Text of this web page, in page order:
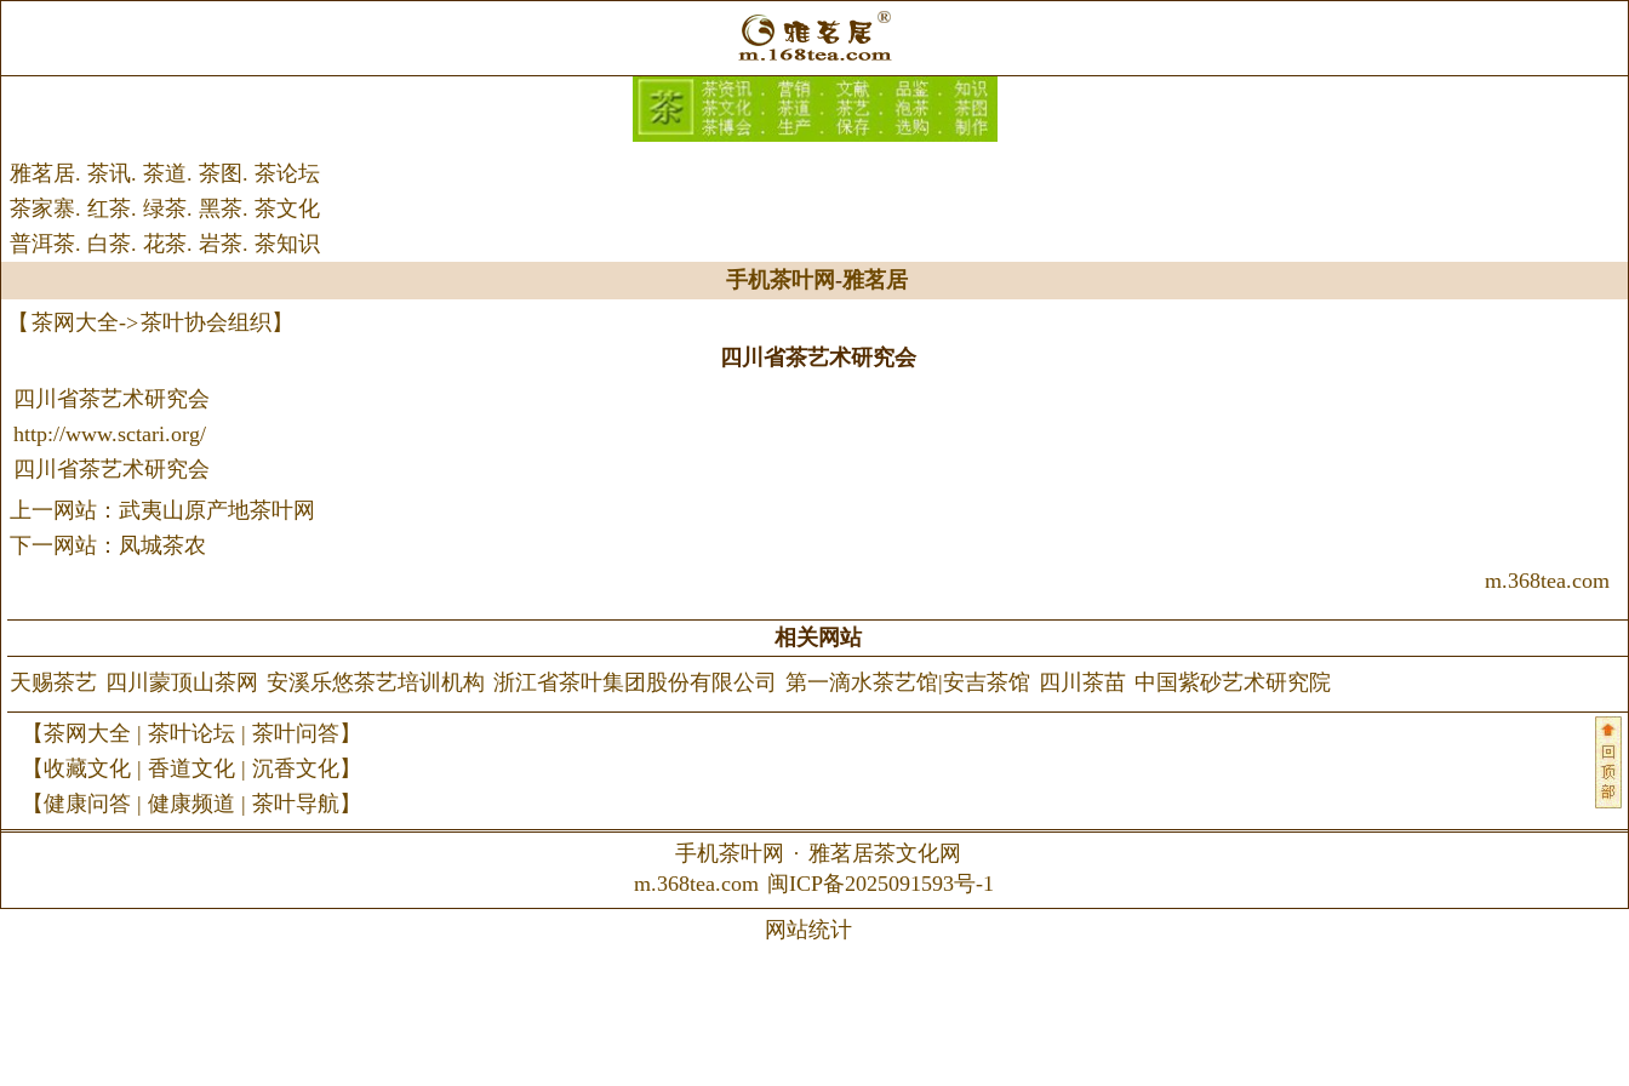
雅茗居. 茶讯. 茶道. 茶图 . 茶论坛
茶家寨. 红茶. 绿茶. 黑茶. 茶文化
普洱茶. 白茶. 花茶. 岩茶. 茶知识
手机茶叶网-雅茗居
【 茶网大全->茶叶协会组织 】
四川省茶艺术研究会
四川省茶艺术研究会
http://www.sctari.org/
四川省茶艺术研究会
上一网站：武夷山原产地茶叶网
下一网站：凤城茶农
m.368tea.com
相关网站
天赐茶艺 四川蒙顶山茶网 安溪乐悠茶艺培训机构 浙江省茶叶集团股份有限公司 第一滴水茶艺馆|安吉茶馆 四川茶苗 中国紫砂艺术研究院
【茶网大全 | 茶叶论坛 | 茶叶问答】
【收藏文化 | 香道文化 | 沉香文化】
【健康问答 | 健康频道 | 茶叶导航 】
手机茶叶网 · 雅茗居茶文化网
m.368tea.com 闽ICP备2025091593号-1
网站统计